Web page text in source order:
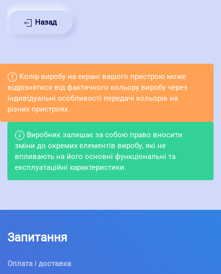
Назад
Колір виробу на екрані вашого пристрою може
відрізнятися від фактичного кольору виробу через
індивідуальні особливості передачі кольорів на
різних пристроях.
Виробник залишає за собою право вносити
зміни до окремих елементів виробу, які не
впливають на його основні функціональні та
експлуатаційні характеристики.
Запитання
Оплата і доставка